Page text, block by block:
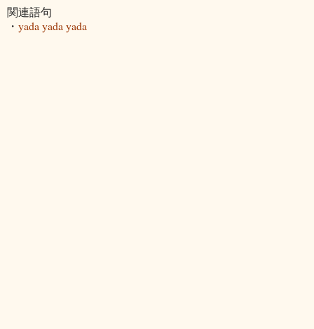
関連語句
・ yada yada yada